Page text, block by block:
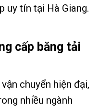
uy tín tại Hà Giang.
cấp băng tải
chuyển hiện đại,
nhiều ngành